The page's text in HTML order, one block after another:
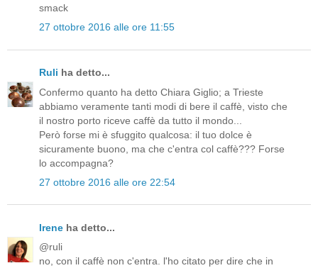
smack
27 ottobre 2016 alle ore 11:55
Ruli ha detto...
Confermo quanto ha detto Chiara Giglio; a Trieste
abbiamo veramente tanti modi di bere il caffè, visto che
il nostro porto riceve caffè da tutto il mondo...
Però forse mi è sfuggito qualcosa: il tuo dolce è
sicuramente buono, ma che c'entra col caffè??? Forse
lo accompagna?
27 ottobre 2016 alle ore 22:54
Irene ha detto...
@ruli
no, con il caffè non c'entra. l'ho citato per dire che in